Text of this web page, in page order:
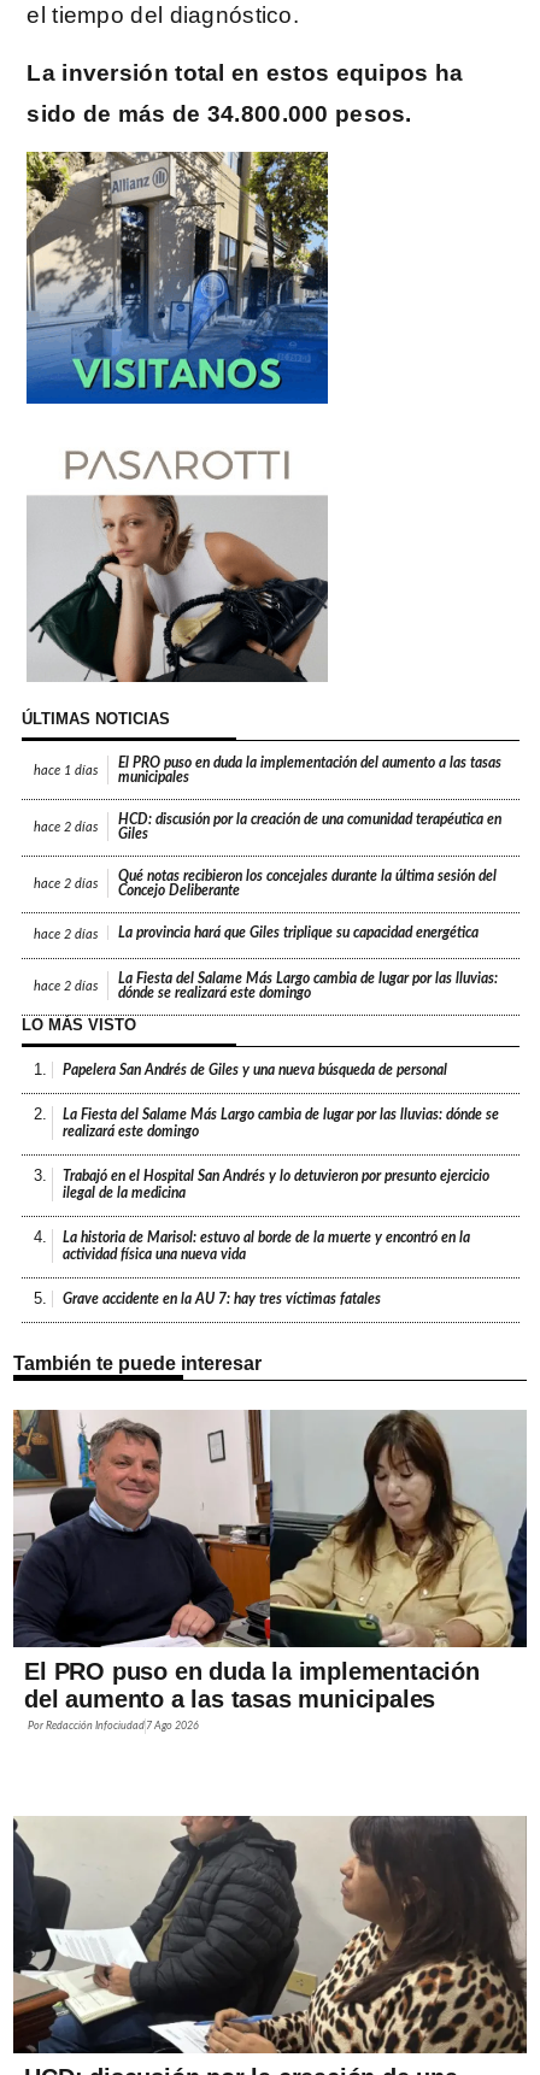
el tiempo del diagnóstico.
La inversión total en estos equipos ha
sido de más de 34.800.000 pesos.
ÚLTIMAS NOTICIAS
hace 1 días
El PRO puso en duda la implementación del aumento a las tasas
municipales
hace 2 días
HCD: discusión por la creación de una comunidad terapéutica en
Giles
hace 2 días
Qué notas recibieron los concejales durante la última sesión del
Concejo Deliberante
hace 2 días La provincia hará que Giles triplique su capacidad energética
hace 2 días
La Fiesta del Salame Más Largo cambia de lugar por las lluvias:
dónde se realizará este domingo
LO MÁS VISTO
1. Papelera San Andrés de Giles y una nueva búsqueda de personal
2.
La Fiesta del Salame Más Largo cambia de lugar por las lluvias: dónde se
realizará este domingo
3.
Trabajó en el Hospital San Andrés y lo detuvieron por presunto ejercicio
ilegal de la medicina
4.
La historia de Marisol: estuvo al borde de la muerte y encontró en la
actividad física una nueva vida
5. Grave accidente en la AU 7: hay tres víctimas fatales
También te puede interesar
El PRO puso en duda la implementación
del aumento a las tasas municipales
PorRedacción Infociudad 7 Ago 2026